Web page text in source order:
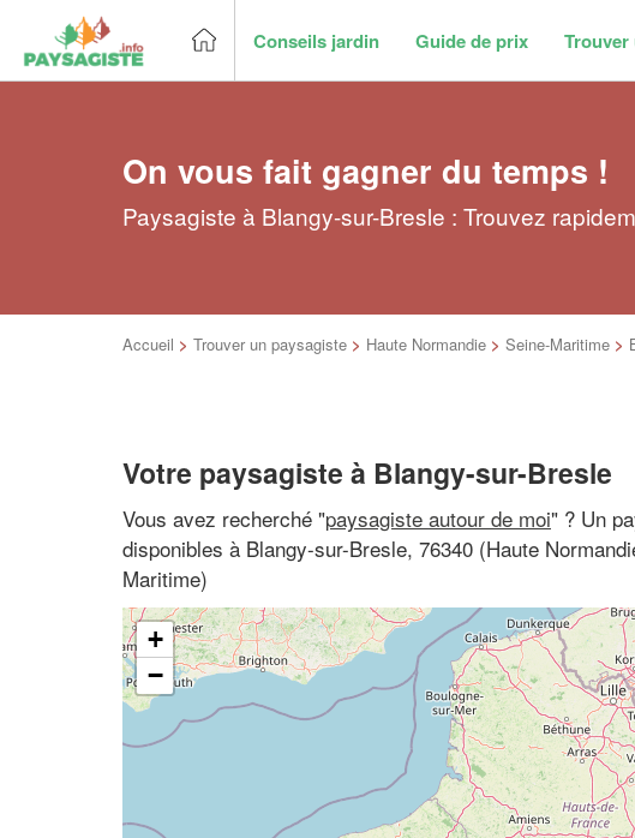
Conseils jardin Guide de prix Trouver
On vous fait gagner du temps !
Paysagiste à Blangy-sur-Bresle : Trouvez
Accueil > Trouver un paysagiste > Haute Normandie > Seine-Maritime >
Votre paysagiste à Blangy-sur-Bresle
Vous avez recherché "paysagiste autour de moi" ? Un
disponibles à Blangy-sur-Bresle, 76340 (Haute
Maritime)
+
−